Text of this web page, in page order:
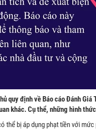
quy định về Báo cáo Đánh
khác. Cụ thể, những hình
thể bị áp dụng phạt tiền với